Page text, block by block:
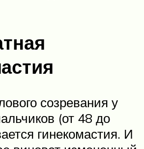
созревания у
(от 48 до
гинекомастия. И